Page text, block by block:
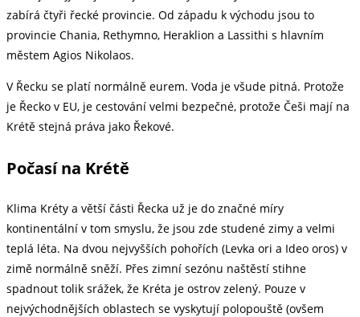
zabírá čtyři řecké provincie. Od západu k východu jsou to
provincie Chania, Rethymno, Heraklion a Lassithi s hlavním
městem Agios Nikolaos.
V Řecku se platí normálně eurem. Voda je všude pitná. Protože
je Řecko v EU, je cestování velmi bezpečné, protože Češi mají na
Krétě stejná práva jako Řekové.
Počasí na Krétě
Klima Kréty a větší části Řecka už je do značné míry
kontinentální v tom smyslu, že jsou zde studené zimy a velmi
teplá léta. Na dvou nejvyšších pohořích (Levka ori a Ideo oros) v
zimě normálně sněží. Přes zimní sezónu naštěstí stihne
spadnout tolik srážek, že Kréta je ostrov zelený. Pouze v
nejvýchodnějších oblastech se vyskytují polopouště (ovšem